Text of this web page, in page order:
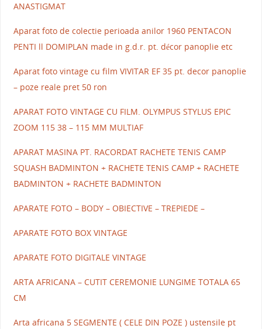
ANASTIGMAT
Aparat foto de colectie perioada anilor 1960 PENTACON
PENTI ll DOMIPLAN made in g.d.r. pt. décor panoplie etc
Aparat foto vintage cu film VIVITAR EF 35 pt. decor panoplie
– poze reale pret 50 ron
APARAT FOTO VINTAGE CU FILM. OLYMPUS STYLUS EPIC
ZOOM 115 38 – 115 MM MULTIAF
APARAT MASINA PT. RACORDAT RACHETE TENIS CAMP
SQUASH BADMINTON + RACHETE TENIS CAMP + RACHETE
BADMINTON + RACHETE BADMINTON
APARATE FOTO – BODY – OBIECTIVE – TREPIEDE –
APARATE FOTO BOX VINTAGE
APARATE FOTO DIGITALE VINTAGE
ARTA AFRICANA – CUTIT CEREMONIE LUNGIME TOTALA 65
CM
Arta africana 5 SEGMENTE ( CELE DIN POZE ) ustensile pt